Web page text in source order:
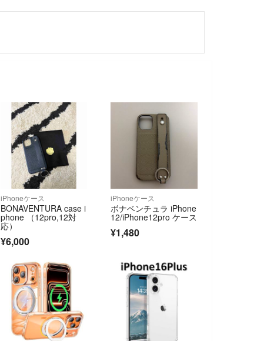
iPhoneケース
BONAVENTURA case i
phone （12pro,12対
応）
¥6,000
iPhoneケース
ボナベンチュラ iPhone
12/iPhone12pro ケース
¥1,480